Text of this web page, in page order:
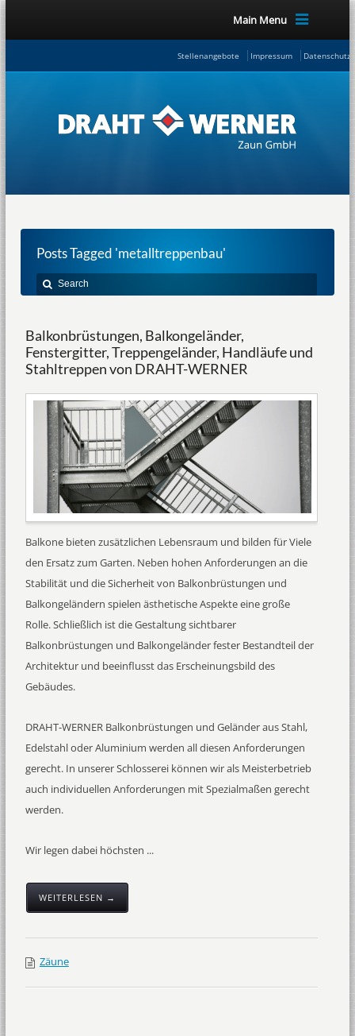
Main Menu
Stellenangebote Impressum
Posts Tagged 'metalltreppenbau'
Balkonbrüstungen, Balkongeländer,
Fenstergitter, Treppengeländer, Handläufe und
Stahltreppen von DRAHT-WERNER
Balkone bieten zusätzlichen Lebensraum und bilden für Viele
den Ersatz zum Garten. Neben hohen Anforderungen an die
Stabilität und die Sicherheit von Balkonbrüstungen und
Balkongeländern spielen ästhetische Aspekte eine große
Rolle. Schließlich ist die Gestaltung sichtbarer
Balkonbrüstungen und Balkongeländer fester Bestandteil der
Architektur und beeinflusst das Erscheinungsbild des
Gebäudes.
DRAHT-WERNER Balkonbrüstungen und Geländer aus Stahl,
Edelstahl oder Aluminium werden all diesen Anforderungen
gerecht. In unserer Schlosserei können wir als Meisterbetrieb
auch individuellen Anforderungen mit Spezialmaßen gerecht
werden.
Wir legen dabei höchsten ...
WEITERLESEN →
Zäune